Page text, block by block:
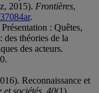
2015). Frontières,
.
: Quêtes,
des théories de la
des acteurs.
Reconnaissance et